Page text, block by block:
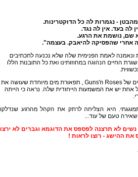
- נגמרות לה כל הדוקטרינות.
לה בעד. אין לה נגד.
שם, נושמת את הרגע.
אחרי שהפסיקה להיאבק. בעצמה".
ונאמנה לאמת הפנימית שלה שלא נכנעה לתכתיבים
החיים הנהוגה במחוזותינו ואת כל התובנות הללו
במהלך המופע היא משלבת גם שירים של Guns'n Roses , תפאורת מים מיוחדת שעושה את
אחת יש את המשמעות הייחודית שלה. נראה כי הייתה
היא הצליחה לרתק את הקהל מהרגע שנדלקו
טעם של עוד...
נשים לא תרצנה לפספס את הדוגמא וגברים לא ירצו
את ההישג - רוצו לראות !